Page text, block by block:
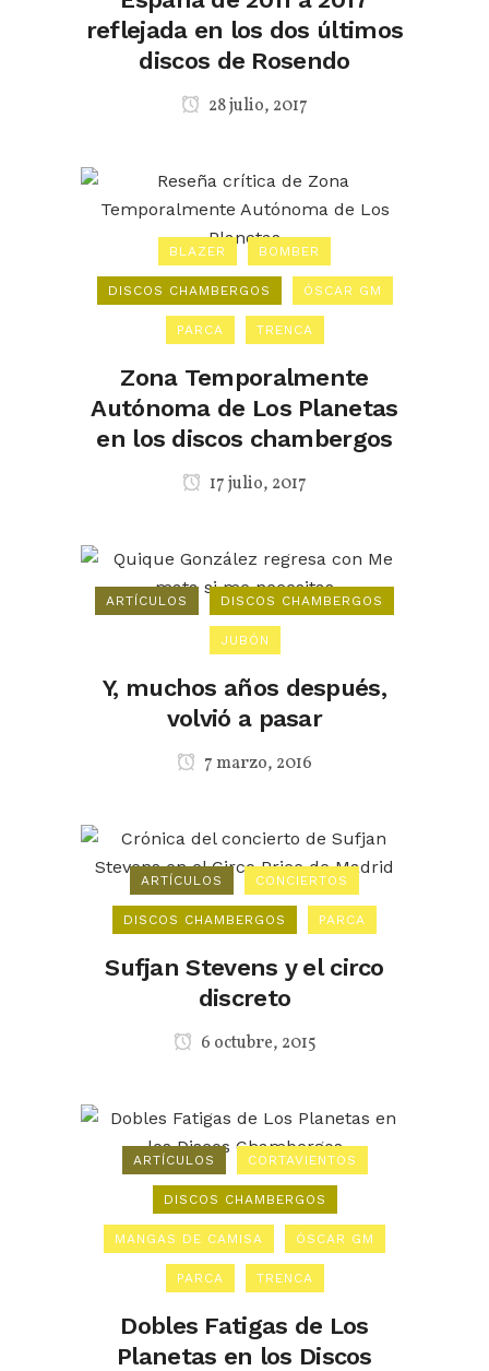
reflejada en los dos últimos
discos de Rosendo
28 julio, 2017
BLAZER BOMBER
DISCOS CHAMBERGOS ÓSCAR GM
PARCA TRENCA
Zona Temporalmente
Autónoma de Los Planetas
en los discos chambergos
17 julio, 2017
ARTÍCULOS DISCOS CHAMBERGOS
JUBÓN
Y, muchos años después,
volvió a pasar
7 marzo, 2016
ARTÍCULOS CONCIERTOS
DISCOS CHAMBERGOS PARCA
Sufjan Stevens y el circo
discreto
6 octubre, 2015
ARTÍCULOS CORTAVIENTOS
DISCOS CHAMBERGOS
MANGAS DE CAMISA ÓSCAR GM
PARCA TRENCA
Dobles Fatigas de Los
Planetas en los Discos